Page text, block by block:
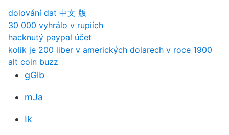
dolování dat 中文 版
30 000 vyhrálo v rupiích
hacknutý paypal účet
kolik je 200 liber v amerických dolarech v roce 1900
alt coin buzz
gGlb
mJa
Ik